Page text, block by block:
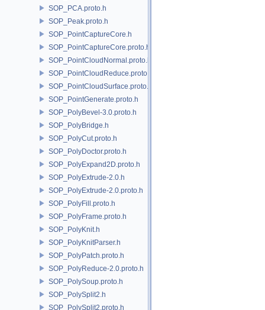
SOP_PCA.proto.h
SOP_Peak.proto.h
SOP_PointCaptureCore.h
SOP_PointCaptureCore.proto.h
SOP_PointCloudNormal.proto.h
SOP_PointCloudReduce.proto.h
SOP_PointCloudSurface.proto.h
SOP_PointGenerate.proto.h
SOP_PolyBevel-3.0.proto.h
SOP_PolyBridge.h
SOP_PolyCut.proto.h
SOP_PolyDoctor.proto.h
SOP_PolyExpand2D.proto.h
SOP_PolyExtrude-2.0.h
SOP_PolyExtrude-2.0.proto.h
SOP_PolyFill.proto.h
SOP_PolyFrame.proto.h
SOP_PolyKnit.h
SOP_PolyKnitParser.h
SOP_PolyPatch.proto.h
SOP_PolyReduce-2.0.proto.h
SOP_PolySoup.proto.h
SOP_PolySplit2.h
SOP_PolySplit2.proto.h